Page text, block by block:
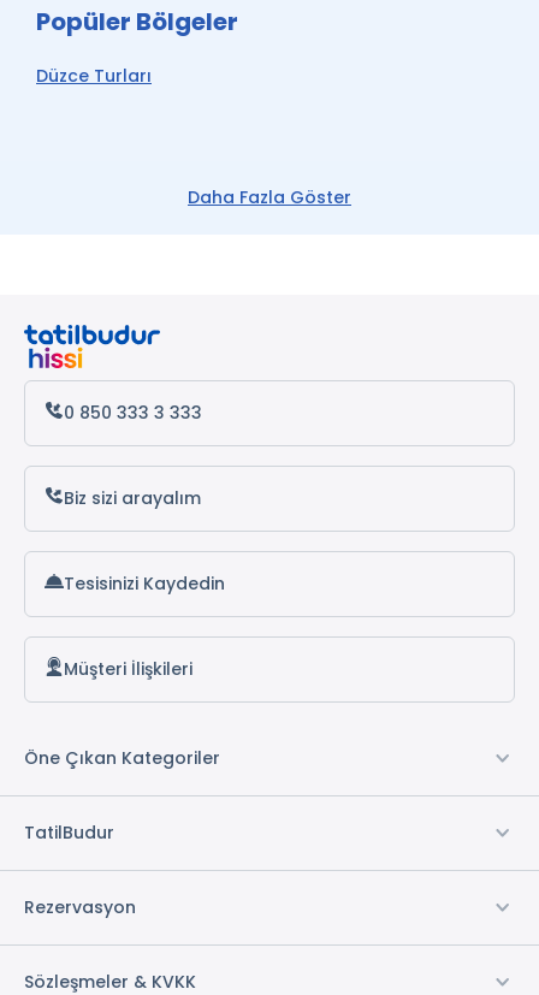
Daha Fazla Göster
Popüler Bölgeler
Düzce Turları
0 850 333 3 333
Biz sizi arayalım
Tesisinizi Kaydedin
Müşteri İlişkileri
Öne Çıkan Kategoriler
TatilBudur
Rezervasyon
Sözleşmeler & KVKK